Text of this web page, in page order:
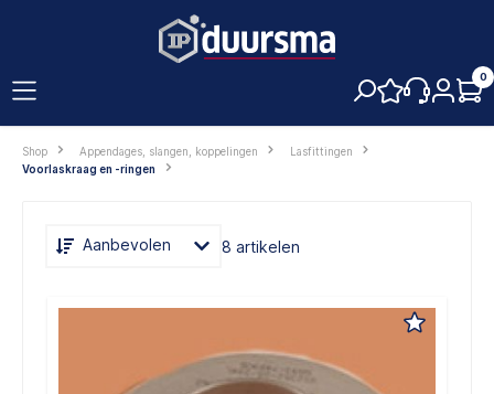
0
Shop Appendages, slangen, koppelingen
Lasfittingen
Voorlaskraag en -ringen
Aanbevolen 8 artikelen